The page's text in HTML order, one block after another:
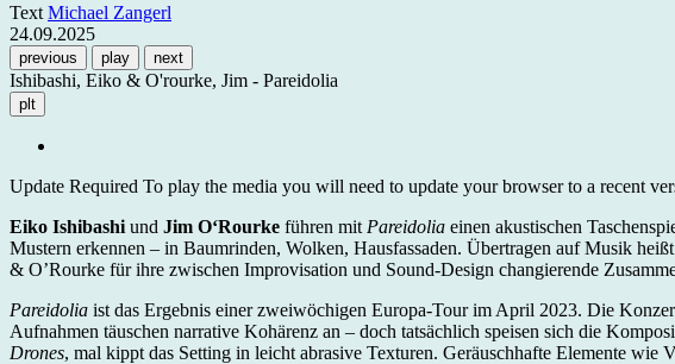
Text Michael Zangerl
24.09.2025
previous play next
Ishibashi, Eiko & O'rourke, Jim - Pareidolia
plt
Update Required To play the media you will need to update your browser to a recent
Eiko Ishibashi und Jim O‘Rourke führen mit Pareidolia einen akustischen
Mustern erkennen – in Baumrinden, Wolken, Hausfassaden. Übertragen auf Musik
& O’Rourke für ihre zwischen Improvisation und Sound-Design changierende
Pareidolia ist das Ergebnis einer zweiwöchigen Europa-Tour im April 2023. Die
Aufnahmen täuschen narrative Kohärenz an – doch tatsächlich speisen sich die
Drones, mal kippt das Setting in leicht abrasive Texturen. Geräuschhafte Elemente